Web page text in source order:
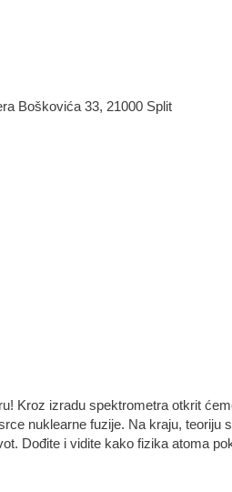
Boškovića 33, 21000 Split
Kroz izradu spektrometra otkrit
nuklearne fuzije. Na kraju, teoriju
Dođite i vidite kako fizika atoma